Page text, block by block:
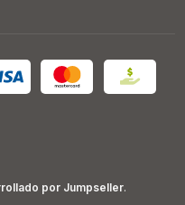
por Jumpseller.